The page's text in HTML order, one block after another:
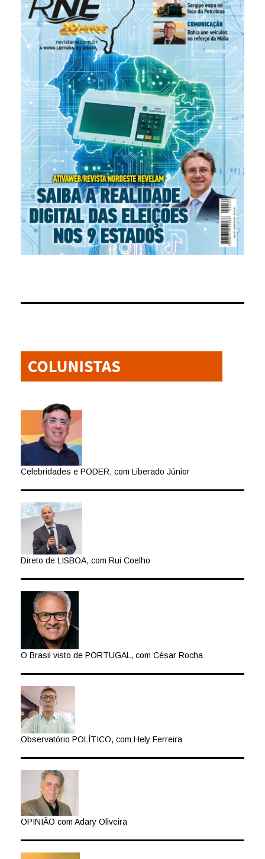
Celebridades e PODER, com Liberado Júnior
Direto de LISBOA, com Rui Coelho
O Brasil visto de PORTUGAL, com César Rocha
Observatório POLÍTICO, com Hely Ferreira
OPINIÃO com Adary Oliveira